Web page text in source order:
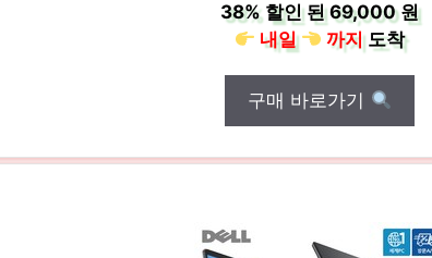
38%할인 된69,000 원
내일
까지도착
구매 바로가기